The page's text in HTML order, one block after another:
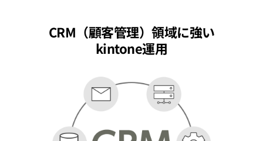
CRM（顧客管理）領域に強い
kintone運用